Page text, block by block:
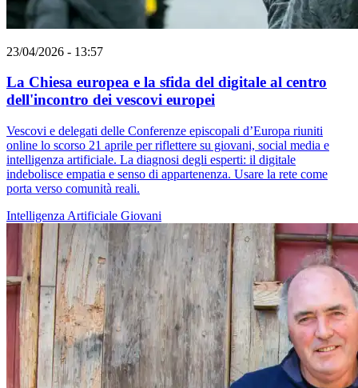
23/04/2026 - 13:57
La Chiesa europea e la sfida del digitale al centro
dell'incontro dei vescovi europei
Vescovi e delegati delle Conferenze episcopali d’Europa riuniti
online lo scorso 21 aprile per riflettere su giovani, social media e
intelligenza artificiale. La diagnosi degli esperti: il digitale
indebolisce empatia e senso di appartenenza. Usare la rete come
porta verso comunità reali.
Intelligenza Artificiale Giovani